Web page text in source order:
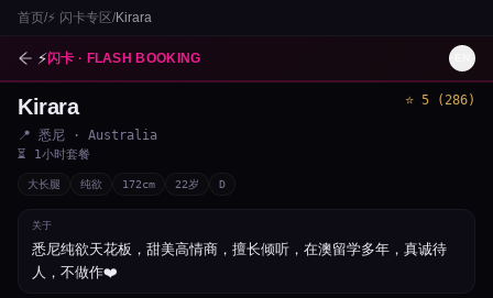
首页/⚡ 闪卡专区/Kirara
⚡闪卡 · FLASH BOOKING
1/3
Kirara ⭐ 5 ( 286)
📍 悉尼 · Australia
⏳ 1小时套餐
大长腿 纯欲 172cm 22岁 D
关于
悉尼纯欲天花板，甜美高情商，擅长倾听，在澳留学多年，真诚待
人，不做作❤️